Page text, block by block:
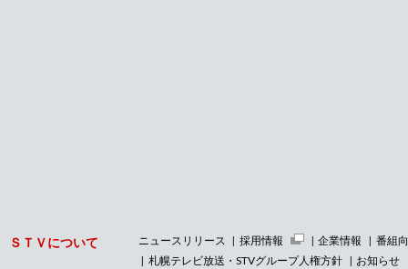
ＳＴＶについて ニュースリリース 採用情報 企業情報
番組
札幌テレビ放送・STVグループ人権方針
お知らせ